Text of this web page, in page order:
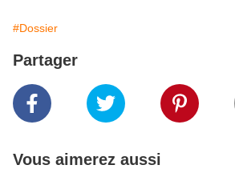
#Dossier
Partager
Vous aimerez aussi